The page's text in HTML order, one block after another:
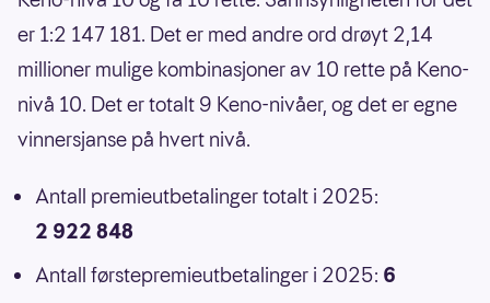
er 1:2 147 181. Det er med andre ord drøyt 2,14
millioner mulige kombinasjoner av 10 rette på Keno-
nivå 10. Det er totalt 9 Keno-nivåer, og det er egne
vinnersjanse på hvert nivå.
Antall premieutbetalinger totalt i 2025:
2 922 848
Antall førstepremieutbetalinger i 2025: 6